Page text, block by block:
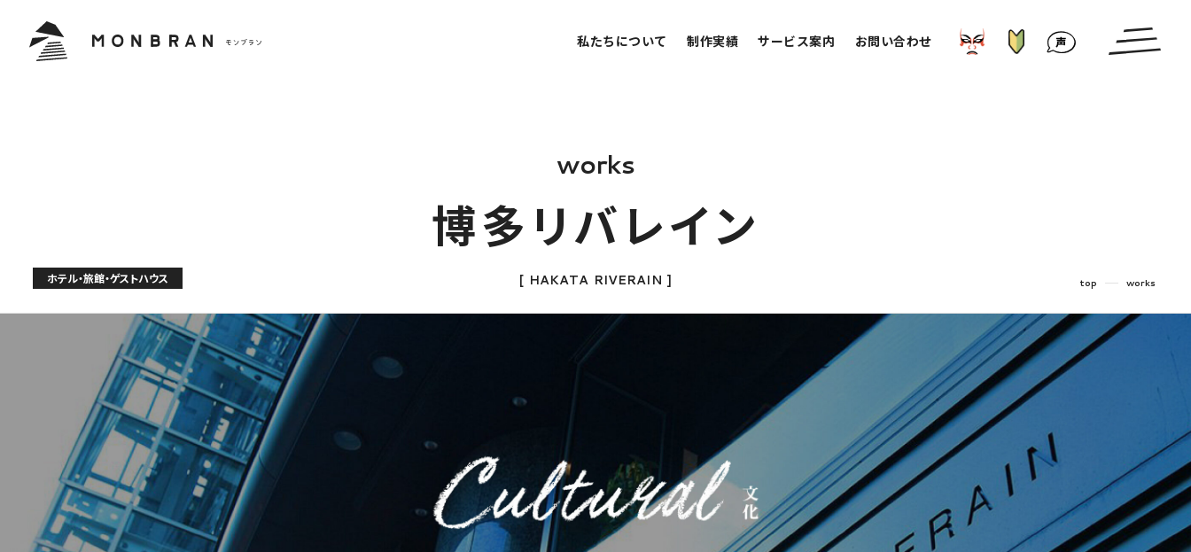
私たちについて 制作実績 サービス案内 お問い合わせ お客様の声
works
博多 リバレイン
[ HAKATA RIVERAI N ]
ホテル・旅館・ゲストハウス top works